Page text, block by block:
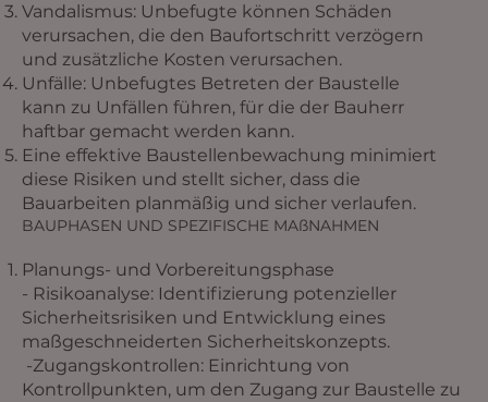
Vandalismus: Unbefugte können Schäden
verursachen, die den Baufortschritt verzögern
und zusätzliche Kosten verursachen.
Unfälle: Unbefugtes Betreten der Baustelle
kann zu Unfällen führen, für die der Bauherr
haftbar gemacht werden kann.
Eine effektive Baustellenbewachung minimiert
diese Risiken und stellt sicher, dass die
Bauarbeiten planmäßig und sicher verlaufen.
BAUPHASEN UND SPEZIFISCHE MAßNAHMEN
Planungs- und Vorbereitungsphase
- Risikoanalyse: Identifizierung potenzieller
Sicherheitsrisiken und Entwicklung eines
maßgeschneiderten Sicherheitskonzepts.
-Zugangskontrollen: Einrichtung von
Kontrollpunkten, um den Zugang zur Baustelle zu